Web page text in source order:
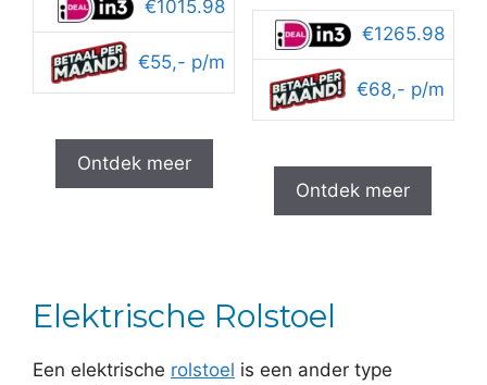
€2,999.95.
€1015.98
€55,- p/m
Ontdek meer
prijs
was:
prijs
is:
€1265.98
€68,- p/m
Ontdek meer
Elektrische Rolstoel
Een elektrische rolstoel is een ander type